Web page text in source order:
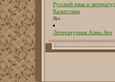
Русский язык и
Казахстана
/li>
Литературная Алма-Ата